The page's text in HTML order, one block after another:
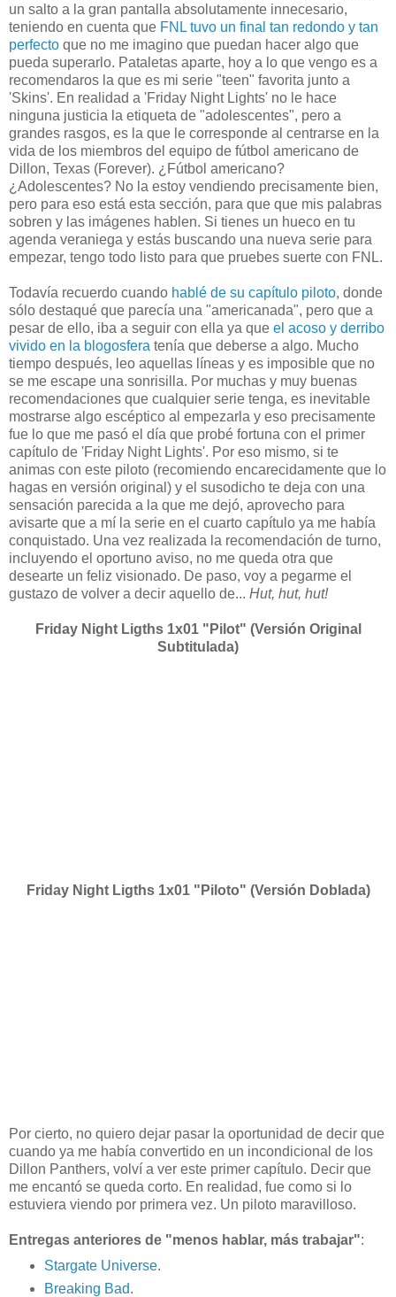
un salto a la gran pantalla absolutamente innecesario,
teniendo en cuenta que FNL tuvo un final tan redondo y tan
perfecto que no me imagino que puedan hacer algo que
pueda superarlo. Pataletas aparte, hoy a lo que vengo es a
recomendaros la que es mi serie "teen" favorita junto a
'Skins'. En realidad a 'Friday Night Lights' no le hace
ninguna justicia la etiqueta de "adolescentes", pero a
grandes rasgos, es la que le corresponde al centrarse en la
vida de los miembros del equipo de fútbol americano de
Dillon, Texas (Forever). ¿Fútbol americano?
¿Adolescentes? No la estoy vendiendo precisamente bien,
pero para eso está esta sección, para que que mis palabras
sobren y las imágenes hablen. Si tienes un hueco en tu
agenda veraniega y estás buscando una nueva serie para
empezar, tengo todo listo para que pruebes suerte con FNL.
Todavía recuerdo cuando hablé de su capítulo piloto, donde
sólo destaqué que parecía una "americanada", pero que a
pesar de ello, iba a seguir con ella ya que el acoso y derribo
vivido en la blogosfera tenía que deberse a algo. Mucho
tiempo después, leo aquellas líneas y es imposible que no
se me escape una sonrisilla. Por muchas y muy buenas
recomendaciones que cualquier serie tenga, es inevitable
mostrarse algo escéptico al empezarla y eso precisamente
fue lo que me pasó el día que probé fortuna con el primer
capítulo de 'Friday Night Lights'. Por eso mismo, si te
animas con este piloto (recomiendo encarecidamente que lo
hagas en versión original) y el susodicho te deja con una
sensación parecida a la que me dejó, aprovecho para
avisarte que a mí la serie en el cuarto capítulo ya me había
conquistado. Una vez realizada la recomendación de turno,
incluyendo el oportuno aviso, no me queda otra que
desearte un feliz visionado. De paso, voy a pegarme el
gustazo de volver a decir aquello de... Hut, hut, hut!
Friday Night Ligths 1x01 "Pilot" (Versión Original
Subtitulada)
Friday Night Ligths 1x01 "Piloto" (Versión Doblada)
Por cierto, no quiero dejar pasar la oportunidad de decir que
cuando ya me había convertido en un incondicional de los
Dillon Panthers, volví a ver este primer capítulo. Decir que
me encantó se queda corto. En realidad, fue como si lo
estuviera viendo por primera vez. Un piloto maravilloso.
Entregas anteriores de "menos hablar, más trabajar":
Stargate Universe.
Breaking Bad.